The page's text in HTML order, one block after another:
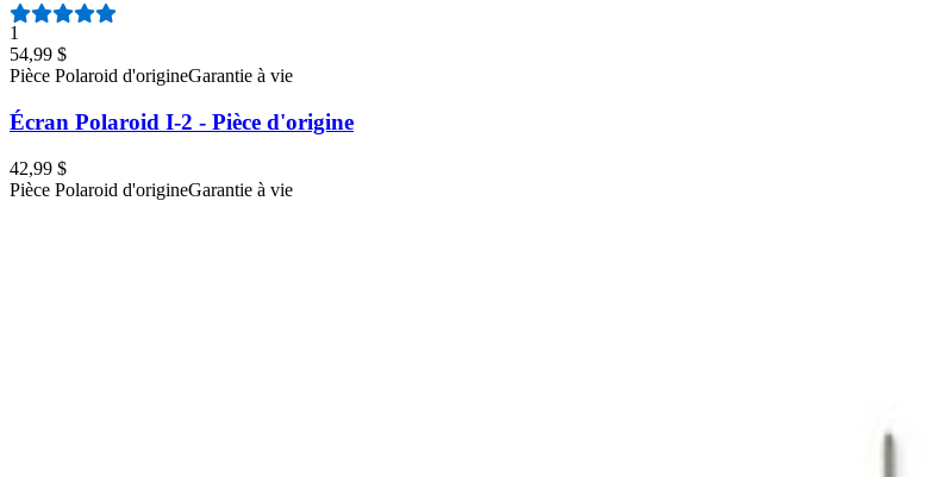
1
54,99 $
Pièce Polaroid d'origineGarantie à vie
Écran Polaroid I-2 - Pièce d'origine
42,99 $
Pièce Polaroid d'origineGarantie à vie